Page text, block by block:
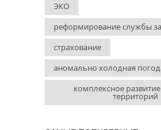
ЭКО
реформирование службы
страхование
аномально холодная
комплексное
территорий